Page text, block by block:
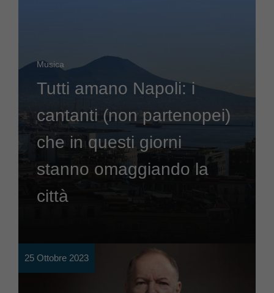
Musica
Tutti amano Napoli: i
cantanti (non partenopei)
che in questi giorni
stanno omaggiando la
città
25 Ottobre 2023